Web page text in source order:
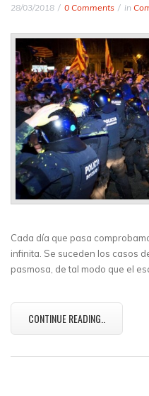
28/03/2018 0 Comments in
Cada día que pasa
infinita. Se suceden los casos
pasmosa, de tal modo que el
CONTINUE READING..